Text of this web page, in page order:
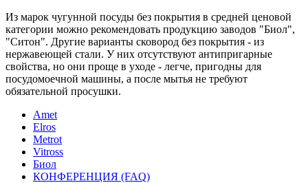
Из марок чугунной посуды без покрытия в средней ценовой
категории можно рекомендовать продукцию заводов "Биол",
"Ситон". Другие варианты сковород без покрытия - из
нержавеющей стали. У них отсутствуют антипригарные
свойства, но они проще в уходе - легче, пригодны для
посудомоечной машины, а после мытья не требуют
обязательной просушки.
Amet
Elros
Metrot
Vitross
Биол
КОНФЕРЕНЦИЯ (FAQ)